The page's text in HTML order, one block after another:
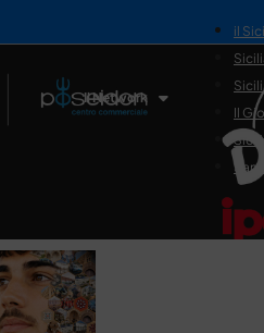
Il Network
il
Il